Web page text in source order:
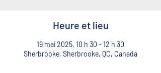
Heure et lieu
19 mai 2025, 10 h 30 – 12 h 30
Sherbrooke, Sherbrooke, QC, Canada